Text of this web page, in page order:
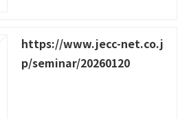
https://www.jecc-net.co.j
p/seminar/20260120